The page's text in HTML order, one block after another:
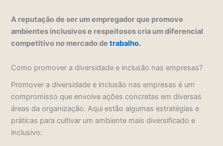
A reputação de ser um empregador que promove
ambientes inclusivos e respeitosos cria um diferencial
competitivo no mercado detrabalho.
Como promover a diversidade e inclusão nas empresas?
Promover a diversidade e inclusão nas empresas é um
compromisso que envolve ações concretas em diversas
áreas da organização. Aqui estão algumas estratégias e
práticas para cultivar um ambiente mais diversificado e
inclusivo: